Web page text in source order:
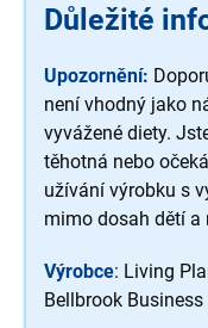
Důležité
Upozornění:
není vhodný jako
vyvážené diety.
těhotná nebo
užívání výrobku s
mimo dosah dětí a
Výrobce: Living
Bellbrook